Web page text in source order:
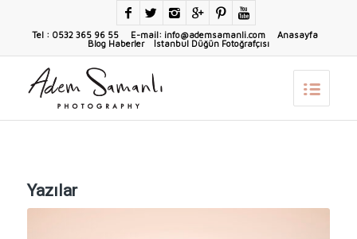
Tel : 0532 365 96 55 E-mail: info@ademsamanli.com Anasayfa
Blog Haberler
İstanbul Düğün Fotoğrafçısı
Yazılar